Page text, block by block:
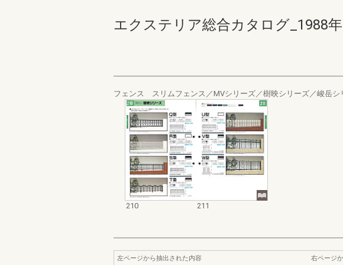
エクステリア総合カタログ_1988
フェンス スリムフェンス／MVシリーズ／樹映シリーズ／峻岳シ
210 211
左ページから抽出された内容
右ページ